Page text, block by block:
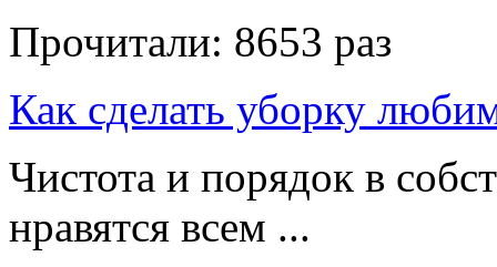
Прочитали: 8653 раз
Как сделать уборку
Чистота и порядок в
нравятся всем ...